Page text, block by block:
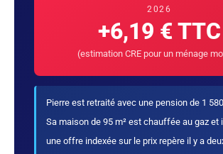
2026
+6,19 € TTC
(estimation CRE pour un ménage
Pierre est retraité avec une pension de 1
Sa maison de 95 m² est chauffée au gaz et
une offre indexée sur le prix repère il y a